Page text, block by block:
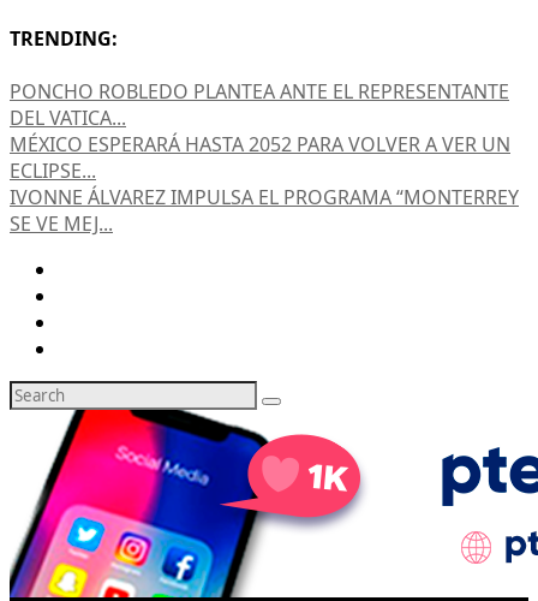
TRENDING:
PONCHO ROBLEDO PLANTEA ANTE EL REPRESENTANTE
DEL VATICA...
MÉXICO ESPERARÁ HASTA 2052 PARA VOLVER A VER UN
ECLIPSE...
IVONNE ÁLVAREZ IMPULSA EL PROGRAMA “MONTERREY
SE VE MEJ...